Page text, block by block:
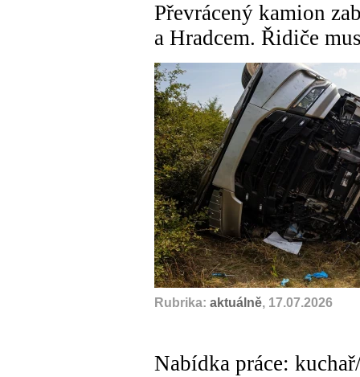
Převrácený kamion
a Hradcem. Řidiče
Rubrika: aktuálně, 17.07.2026
Nabídka práce: